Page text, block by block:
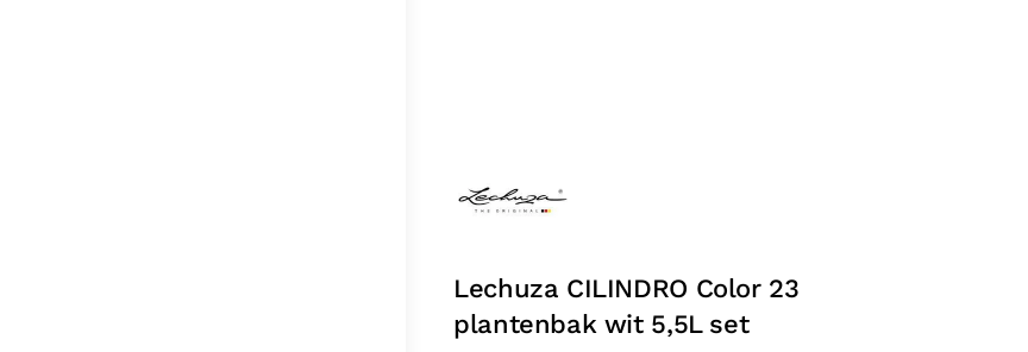
Lechuza CILINDRO Color 23
plantenbak wit 5,5L set